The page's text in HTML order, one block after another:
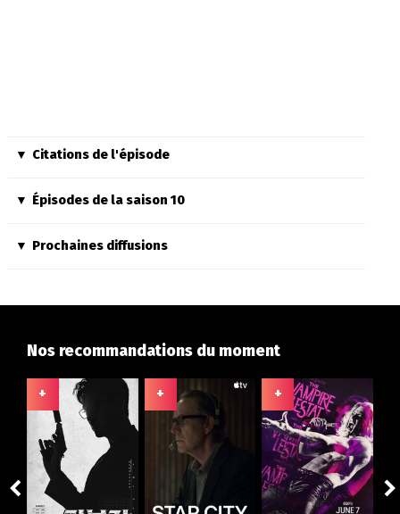
Citations de l'épisode
Épisodes de la saison 10
Prochaines diffusions
Nos recommandations du moment
+ + +